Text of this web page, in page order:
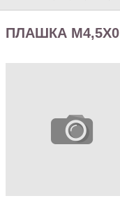
ПЛАШКА